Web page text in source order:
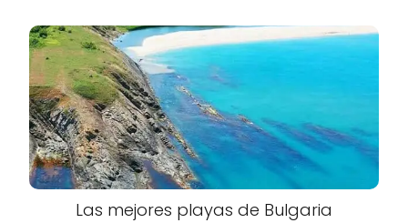
Las mejores playas de Bulgaria